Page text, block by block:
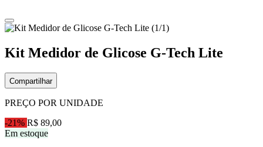
Kit Medidor de Glicose G-Tech Lite
Compartilhar
PREÇO POR UNIDADE
-21% R$ 89,00
Em estoque